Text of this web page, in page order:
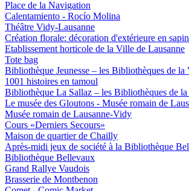
Place de la Navigation
Calentamiento - Rocío Molina
Théâtre Vidy-Lausanne
Création florale: décoration d'extérieure en sapin
Etablissement horticole de la Ville de Lausanne
Tote bag
Bibliothèque Jeunesse – les Bibliothèques de la
1001 histoires en tamoul
Bibliothèque La Sallaz – les Bibliothèques de
Le musée des Gloutons - Musée romain de
Musée romain de Lausanne-Vidy
Cours «Derniers Secours»
Maison de quartier de Chailly
Après-midi jeux de société à la Bibliothèque
Bibliothèque Bellevaux
Grand Rallye Vaudois
Brasserie de Montbenon